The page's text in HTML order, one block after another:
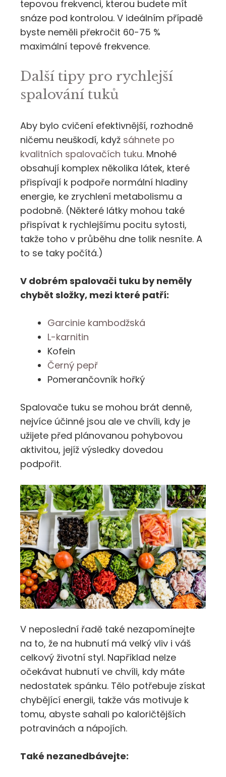
tepovou frekvenci, kterou budete mít
snáze pod kontrolou. V ideálním případě
byste neměli překročit 60-75 %
maximální tepové frekvence.
Další tipy pro rychlejší
spalování tuků
Aby bylo cvičení efektivnější, rozhodně
ničemu neuškodí, když sáhnete po
kvalitních spalovačích tuku. Mnohé
obsahují komplex několika látek, které
přispívají k podpoře normální hladiny
energie, ke zrychlení metabolismu a
podobně. (Některé látky mohou také
přispívat k rychlejšímu pocitu sytosti,
takže toho v průběhu dne tolik nesníte. A
to se taky počítá.)
V dobrém spalovači tuku by neměly
chybět složky, mezi které patří:
Garcinie kambodžská
L-karnitin
Kofein
Černý pepř
Pomerančovník hořký
Spalovače tuku se mohou brát denně,
nejvíce účinné jsou ale ve chvíli, kdy je
užijete před plánovanou pohybovou
aktivitou, jejíž výsledky dovedou
podpořit.
V neposlední řadě také nezapomínejte
na to, že na hubnutí má velký vliv i váš
celkový životní styl. Například nelze
očekávat hubnutí ve chvíli, kdy máte
nedostatek spánku. Tělo potřebuje získat
chybějící energii, takže vás motivuje k
tomu, abyste sahali po kaloričtějších
potravinách a nápojích.
Také nezanedbávejte: